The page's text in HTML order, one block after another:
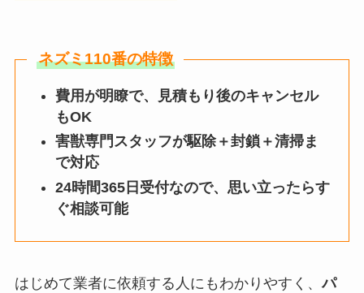
ネズミ110番の特徴
費用が明瞭で、見積もり後のキャンセル
もOK
害獣専門スタッフが駆除＋封鎖＋清掃ま
で対応
24時間365日受付なので、思い立ったらす
ぐ相談可能
はじめて業者に依頼する人にもわかりやすく、パ